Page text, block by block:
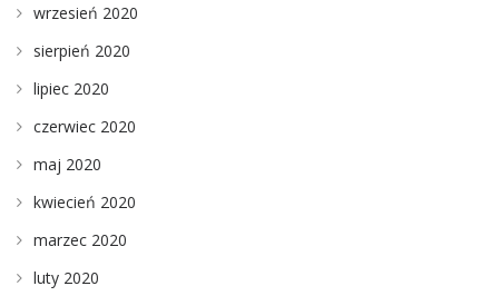
wrzesień 2020
sierpień 2020
lipiec 2020
czerwiec 2020
maj 2020
kwiecień 2020
marzec 2020
luty 2020